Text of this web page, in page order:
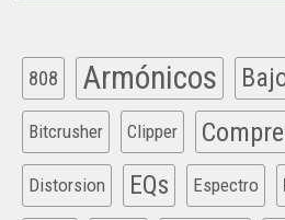
808 Armónicos
Bitcrusher Clipper
Distorsion EQs Espectro